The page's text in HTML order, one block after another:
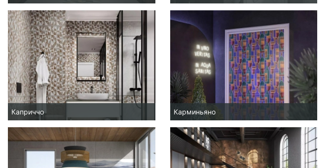
Каприччо Карминьяно